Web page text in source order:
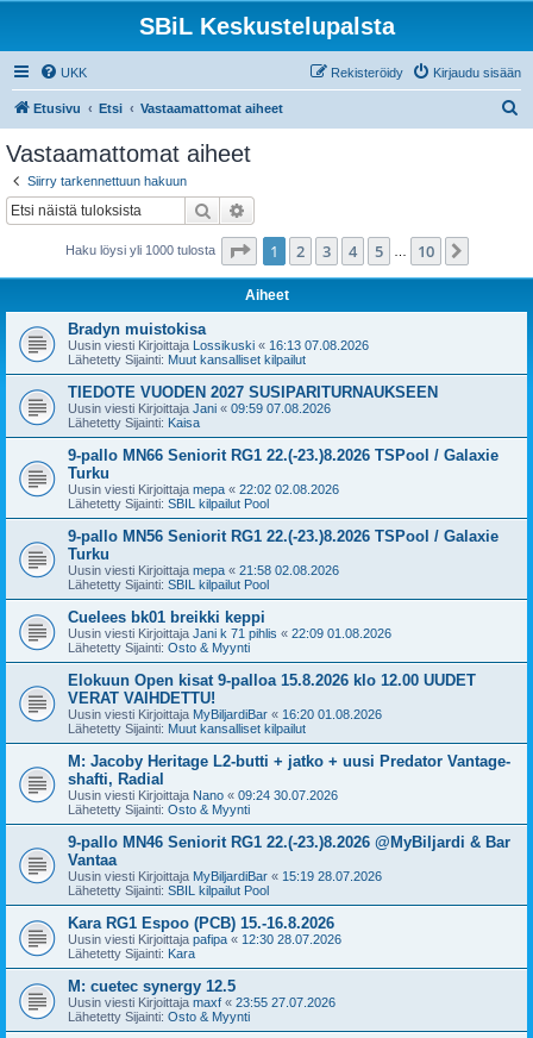
SBiL Keskustelupalsta
UKK Kirjaudu sisään
Rekisteröidy
Etusivu Etsi Vastaamattomat aiheet
Vastaamattomat aiheet
Siirry tarkennettuun hakuun
Etsi
Haku löysi yli 1000 tulosta Sivu /10
1 2 3 4 5 10
Aiheet
Bradyn muistokisa
Uusin viesti Kirjoittaja Lossikuski « 16:13 07.08.2026
Lähetetty Sijainti: Muut kansalliset kilpailut
TIEDOTE VUODEN 2027 SUSIPARITURNAUKSEEN
Uusin viesti Kirjoittaja Jani « 09:59 07.08.2026
Lähetetty Sijainti: Kaisa
9-pallo MN66 Seniorit RG1 22.(-23.)8.2026 TSPool / Galaxie
Turku
Uusin viesti Kirjoittaja mepa « 22:02 02.08.2026
Lähetetty Sijainti: SBIL kilpailut Pool
9-pallo MN56 Seniorit RG1 22.(-23.)8.2026 TSPool / Galaxie
Turku
Uusin viesti Kirjoittaja mepa « 21:58 02.08.2026
Lähetetty Sijainti: SBIL kilpailut Pool
Cuelees bk01 breikki keppi
Uusin viesti Kirjoittaja Jani k 71 pihlis « 22:09 01.08.2026
Lähetetty Sijainti: Osto & Myynti
Elokuun Open kisat 9-palloa 15.8.2026 klo 12.00 UUDET
VERAT VAIHDETTU!
Uusin viesti Kirjoittaja MyBiljardiBar « 16:20 01.08.2026
Lähetetty Sijainti: Muut kansalliset kilpailut
M: Jacoby Heritage L2-butti + jatko + uusi Predator Vantage-
shafti, Radial
Uusin viesti Kirjoittaja Nano « 09:24 30.07.2026
Lähetetty Sijainti: Osto & Myynti
9-pallo MN46 Seniorit RG1 22.(-23.)8.2026 @MyBiljardi & Bar
Vantaa
Uusin viesti Kirjoittaja MyBiljardiBar « 15:19 28.07.2026
Lähetetty Sijainti: SBIL kilpailut Pool
Kara RG1 Espoo (PCB) 15.-16.8.2026
Uusin viesti Kirjoittaja pafipa « 12:30 28.07.2026
Lähetetty Sijainti: Kara
M: cuetec synergy 12.5
Uusin viesti Kirjoittaja maxf « 23:55 27.07.2026
Lähetetty Sijainti: Osto & Myynti